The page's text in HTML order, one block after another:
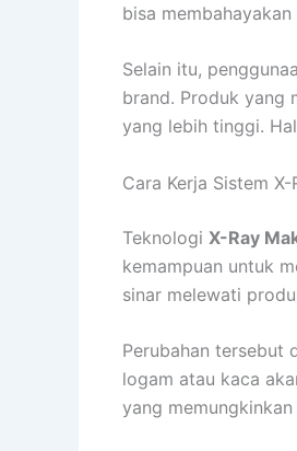
bisa membahayakan
Selain itu,
brand. Produk yang
yang lebih tinggi.
Cara Kerja Sistem
Teknologi X-Ray
kemampuan untuk
sinar melewati
Perubahan tersebut
logam atau kaca
yang